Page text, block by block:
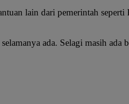
lain dari pemerintah seperti
ada. Selagi masih ada